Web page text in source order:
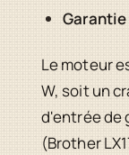
Garantie
Le moteur
W, soit un
d'entrée de
(Brother